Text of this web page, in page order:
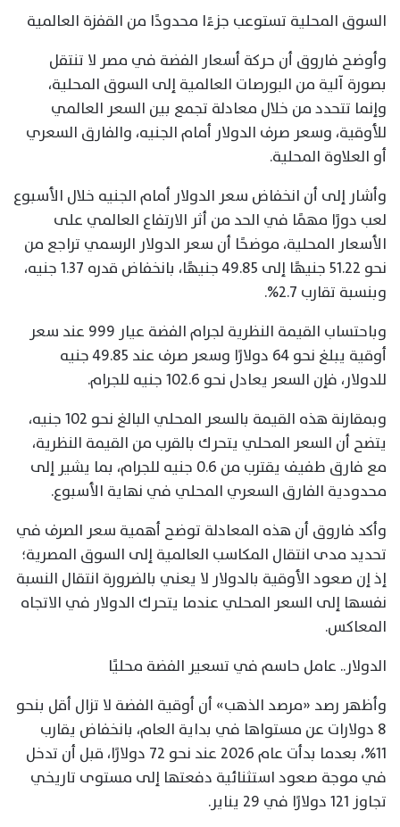
السوق المحلية تستوعب جزءًا محدودًا من القفزة العالمية
وأوضح فاروق أن حركة أسعار الفضة في مصر لا تنتقل
بصورة آلية من البورصات العالمية إلى السوق المحلية،
وإنما تتحدد من خلال معادلة تجمع بين السعر العالمي
للأوقية، وسعر صرف الدولار أمام الجنيه، والفارق السعري
أو العلاوة المحلية.
وأشار إلى أن انخفاض سعر الدولار أمام الجنيه خلال الأسبوع
لعب دورًا مهمًا في الحد من أثر الارتفاع العالمي على
الأسعار المحلية، موضحًا أن سعر الدولار الرسمي تراجع من
نحو 51.22 جنيهًا إلى 49.85 جنيهًا، بانخفاض قدره 1.37 جنيه،
وبنسبة تقارب 2.7%.
وباحتساب القيمة النظرية لجرام الفضة عيار 999 عند سعر
أوقية يبلغ نحو 64 دولارًا وسعر صرف عند 49.85 جنيه
للدولار، فإن السعر يعادل نحو 102.6 جنيه للجرام.
وبمقارنة هذه القيمة بالسعر المحلي البالغ نحو 102 جنيه،
يتضح أن السعر المحلي يتحرك بالقرب من القيمة النظرية،
مع فارق طفيف يقترب من 0.6 جنيه للجرام، بما يشير إلى
محدودية الفارق السعري المحلي في نهاية الأسبوع.
وأكد فاروق أن هذه المعادلة توضح أهمية سعر الصرف في
تحديد مدى انتقال المكاسب العالمية إلى السوق المصرية؛
إذ إن صعود الأوقية بالدولار لا يعني بالضرورة انتقال النسبة
نفسها إلى السعر المحلي عندما يتحرك الدولار في الاتجاه
المعاكس.
الدولار.. عامل حاسم في تسعير الفضة محليًا
وأظهر رصد «مرصد الذهب» أن أوقية الفضة لا تزال أقل بنحو
8 دولارات عن مستواها في بداية العام، بانخفاض يقارب
11%، بعدما بدأت عام 2026 عند نحو 72 دولارًا، قبل أن تدخل
في موجة صعود استثنائية دفعتها إلى مستوى تاريخي
تجاوز 121 دولارًا في 29 يناير.